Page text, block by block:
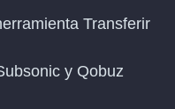
Transferir
y Qobuz